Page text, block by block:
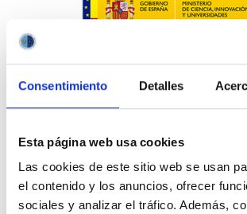
Consentimiento Detalles
Esta página web usa cookies
Las cookies de este sitio web se usan
el contenido y los anuncios, ofrecer
sociales y analizar el tráfico. Además,